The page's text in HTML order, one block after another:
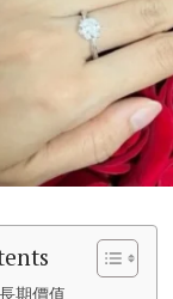
期價值